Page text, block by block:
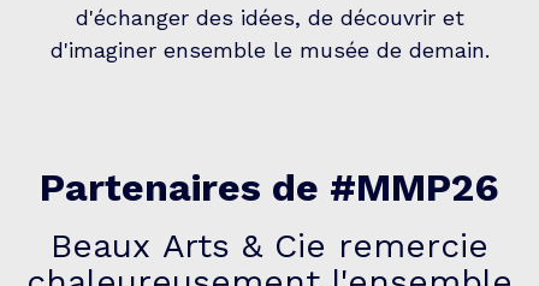
d'échanger des idées, de découvrir et
d'imaginer ensemble le musée de demain.
Partenaires de #MMP26
Beaux Arts & Cie remercie